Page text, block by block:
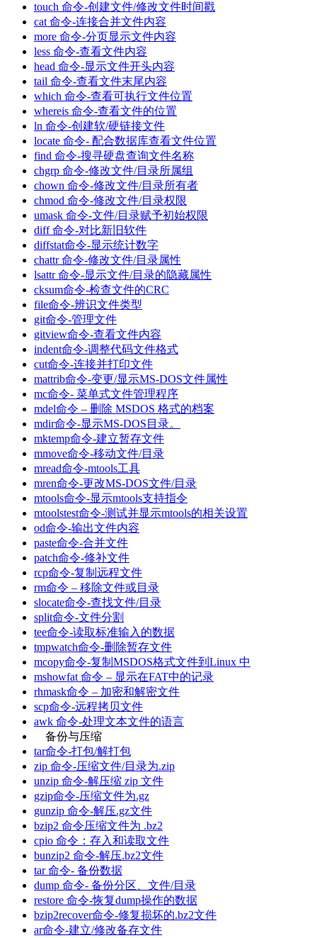
touch 命令-创建文件/修改文件时间戳
cat 命令-连接合并文件内容
more 命令-分页显示文件内容
less 命令-查看文件内容
head 命令-显示文件开头内容
tail 命令-查看文件末尾内容
which 命令-查看可执行文件位置
whereis 命令-查看文件的位置
ln 命令-创建软/硬链接文件
locate 命令- 配合数据库查看文件位置
find 命令-搜寻硬盘查询文件名称
chgrp 命令-修改文件/目录所属组
chown 命令-修改文件/目录所有者
chmod 命令-修改文件/目录权限
umask 命令-文件/目录赋予初始权限
diff 命令-对比新旧软件
diffstat命令-显示统计数字
chattr 命令-修改文件/目录属性
lsattr 命令-显示文件/目录的隐藏属性
cksum命令-检查文件的CRC
file命令-辨识文件类型
git命令-管理文件
gitview命令-查看文件内容
indent命令-调整代码文件格式
cut命令-连接并打印文件
mattrib命令-变更/显示MS-DOS文件属性
mc命令- 菜单式文件管理程序
mdel命令 – 删除 MSDOS 格式的档案
mdir命令-显示MS-DOS目录。
mktemp命令-建立暂存文件
mmove命令-移动文件/目录
mread命令-mtools工具
mren命令-更改MS-DOS文件/目录
mtools命令-显示mtools支持指令
mtoolstest命令-测试并显示mtools的相关设置
od命令-输出文件内容
paste命令-合并文件
patch命令-修补文件
rcp命令-复制远程文件
rm命令 – 移除文件或目录
slocate命令-查找文件/目录
split命令-文件分割
tee命令-读取标准输入的数据
tmpwatch命令-删除暂存文件
mcopy命令-复制MSDOS格式文件到Linux 中
mshowfat 命令 – 显示在FAT中的记录
rhmask命令 – 加密和解密文件
scp命令-远程拷贝文件
awk 命令-处理文本文件的语言
备份与压缩
tar命令-打包/解打包
zip 命令-压缩文件/目录为.zip
unzip 命令-解压缩 zip 文件
gzip命令-压缩文件为.gz
gunzip 命令-解压.gz文件
bzip2 命令压缩文件为 .bz2
cpio 命令：存入和读取文件
bunzip2 命令-解压.bz2文件
tar 命令- 备份数据
dump 命令- 备份分区、文件/目录
restore 命令-恢复dump操作的数据
bzip2recover命令-修复损坏的.bz2文件
ar命令-建立/修改备存文件